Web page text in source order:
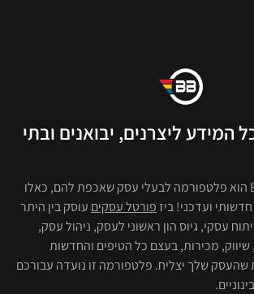
המידע ליצרנים, יבואנים ובתי
פורטל בוטיק – BIZZ הוא פלטפורמה לבעלי עסק שאכפת להם, כאלו
ועדכני! ביז פורטל עסקים עוסק בין היתר
עסקי, גיוס הון ראשוני לעסק, ניהול עסק,
שיווק, מכירות, בעצם כל הטיפים והחדשות
שלך יצליח. פלטפורמה זו נועדה עבורכם